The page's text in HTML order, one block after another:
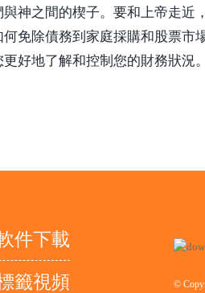
神之間的楔子。要和上帝走
免除債務到家庭採購和股票
好地了解和控制您的財務狀況。
件下載
籤視頻
©